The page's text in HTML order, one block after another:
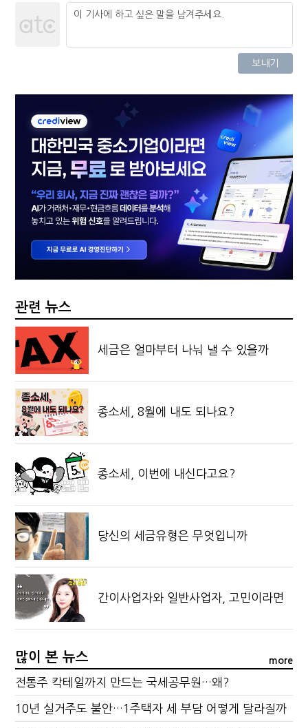
관련 뉴스
세금은 얼마부터 나눠 낼 수 있을까
종소세, 8월에 내도 되나요?
종소세, 이번에 내신다고요?
당신의 세금유형은 무엇입니까
간이사업자와 일반사업자, 고민이라면
많이 본 뉴스 more
전통주 칵테일까지 만드는 국세공무원…왜?
10년 실거주도 불안…1주택자 세 부담 어떻게 달라질까